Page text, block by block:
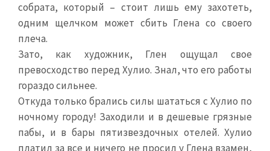
собрата, который – стоит лишь ему захотеть,
одним щелчком может сбить Глена со своего
плеча.
Зато, как художник, Глен ощущал свое
превосходство перед Хулио. Знал, что его работы
гораздо сильнее.
Откуда только брались силы шататься с Хулио по
ночному городу! Заходили и в дешевые грязные
пабы, и в бары пятизвездочных отелей. Хулио
платил за все и ничего не просил у Глена взамен,